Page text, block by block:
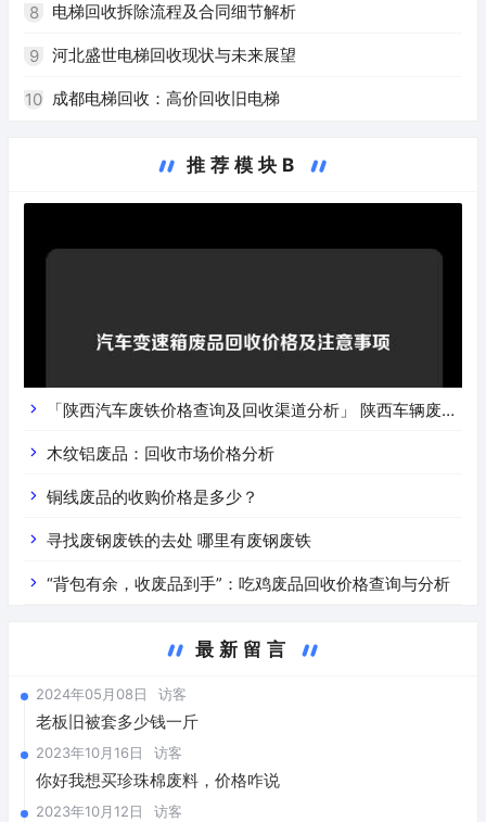
8 电梯回收拆除流程及合同细节解析
9 河北盛世电梯回收现状与未来展望
10 成都电梯回收：高价回收旧电梯
推荐模块B
「陕西汽车废铁价格查询及回收渠道分析」 陕西车辆废铁
价是什么
木纹铝废品：回收市场价格分析
铜线废品的收购价格是多少？
寻找废钢废铁的去处 哪里有废钢废铁
“背包有余，收废品到手”：吃鸡废品回收价格查询与分析
最新留言
2024年05月08日 访客
老板旧被套多少钱一斤
2023年10月16日 访客
你好我想买珍珠棉废料，价格咋说
2023年10月12日 访客